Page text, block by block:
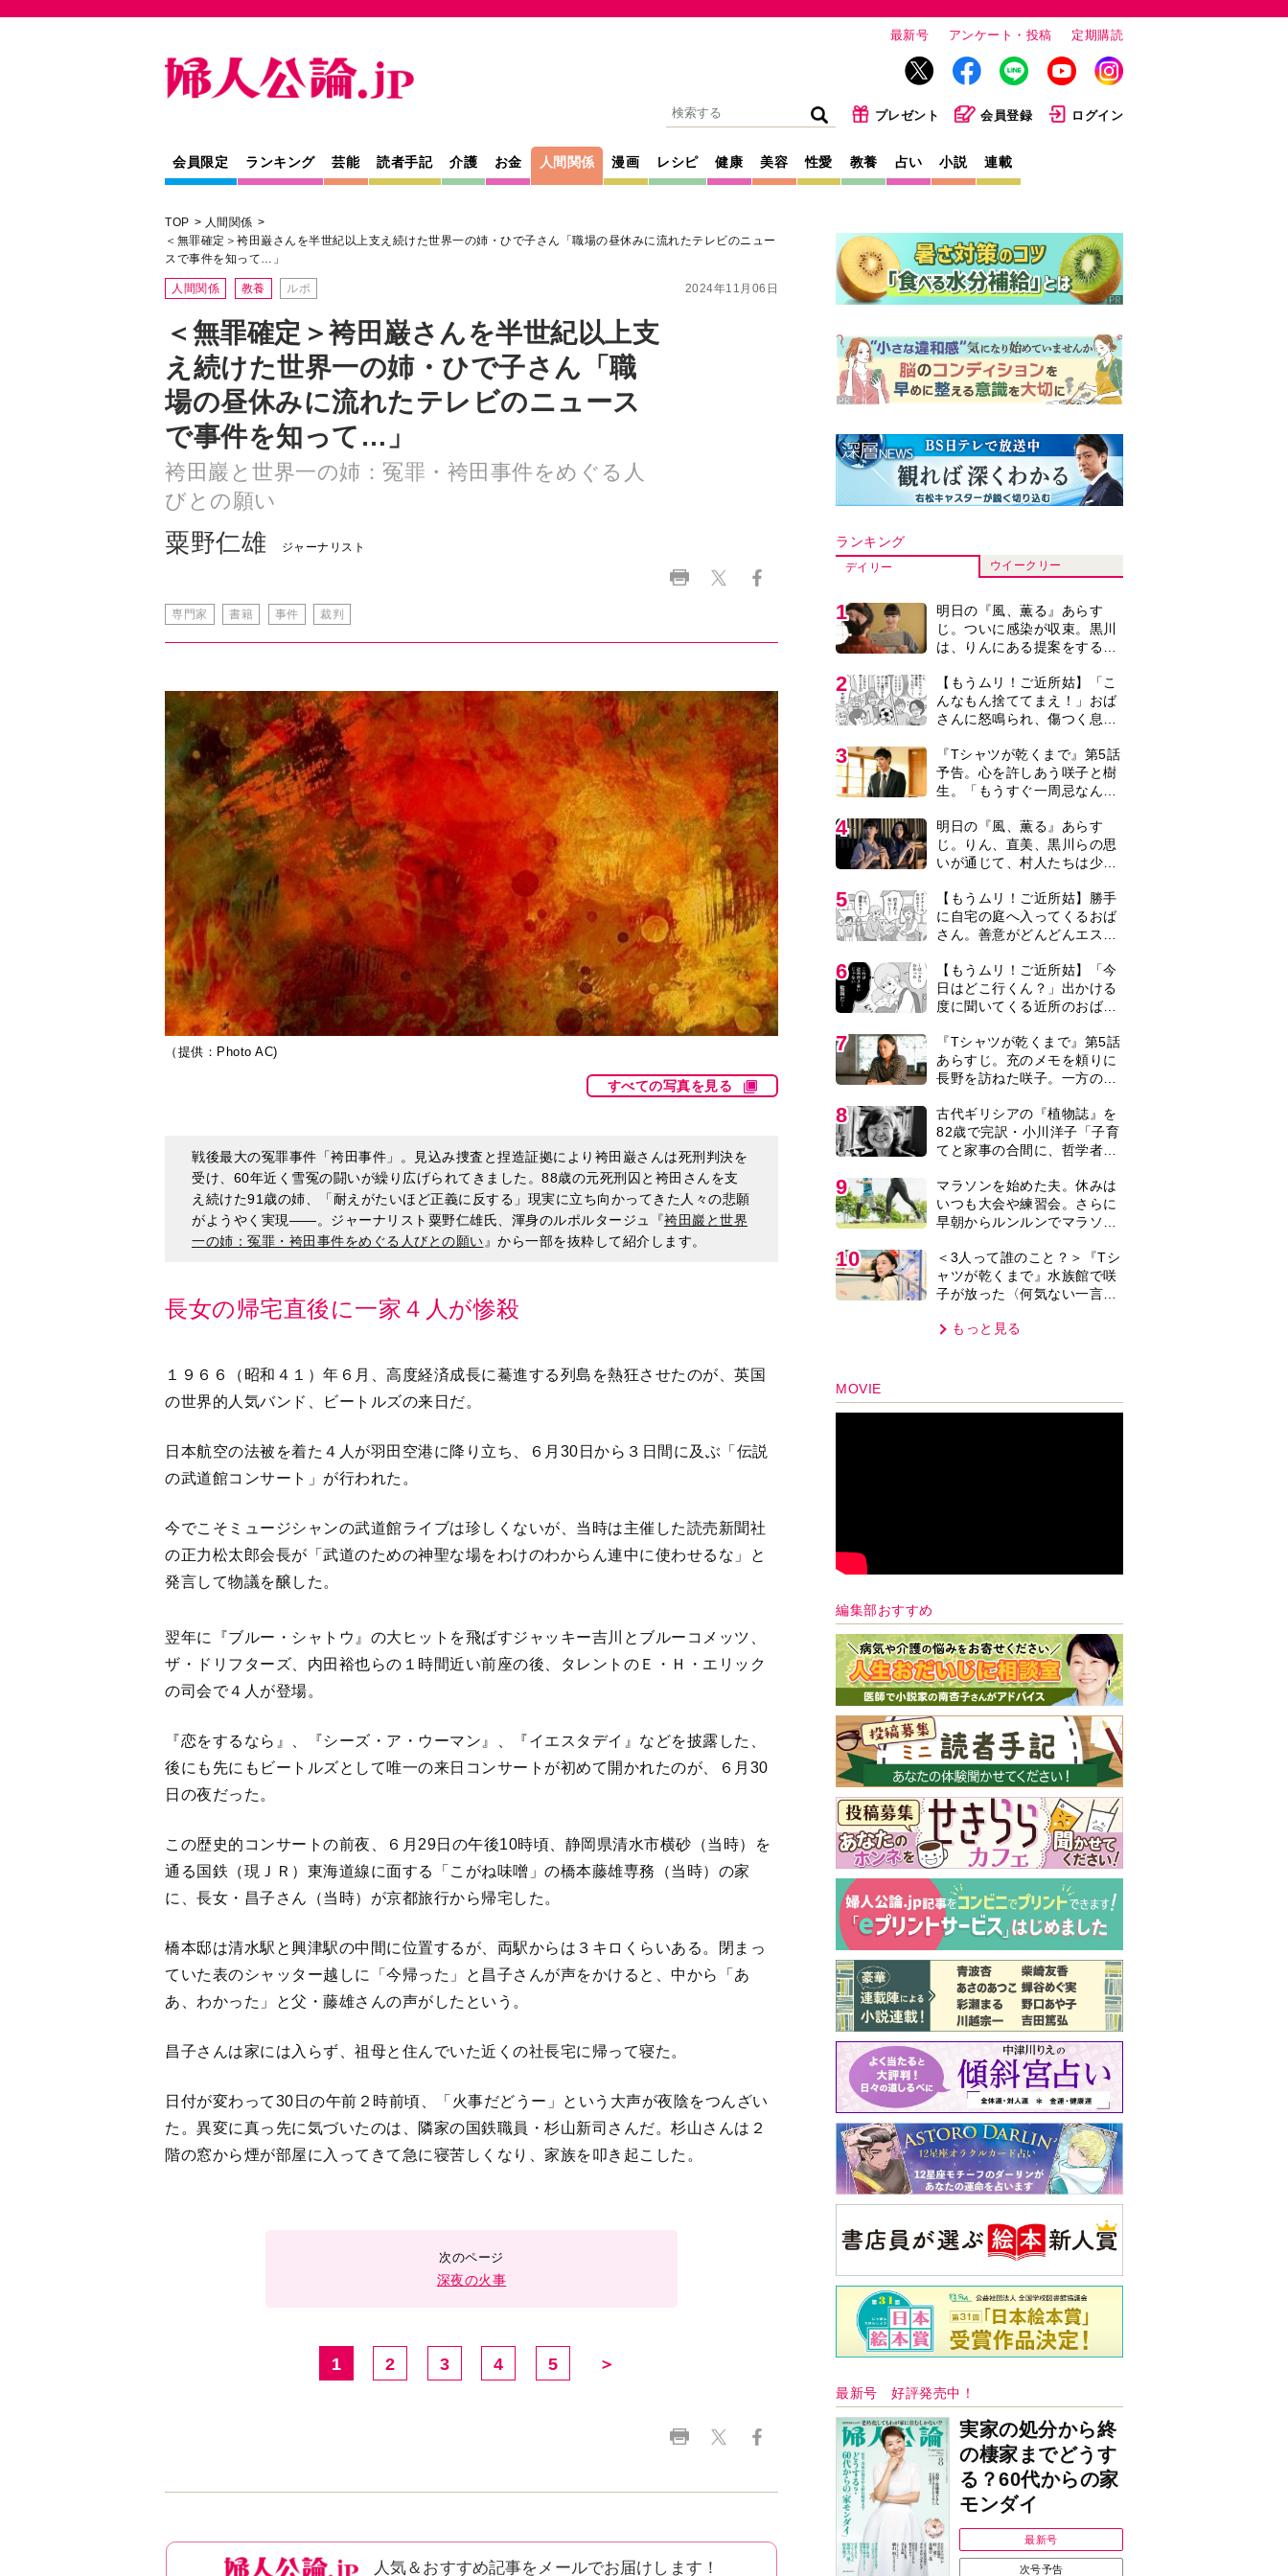
最新号 アンケート・投稿 定期購読
プレゼント 会員登録 ログイン
会員限定 ランキング 芸能 読者手記 介護 お金 人間関係 漫画 レシピ 健康 美容 性愛 教養 占い 小説 連載
TOP
人間関係
＜無罪確定＞袴田巌さんを半世紀以上支え続けた世界一の姉・ひで子さん「職場の昼休みに流れたテレビのニュー
スで事件を知って…」
2024年11月06日
人間関係 教養 ルポ
＜無罪確定＞袴田巌さんを半世紀以上支
え続けた世界一の姉・ひで子さん「職
場の昼休みに流れたテレビのニュース
で事件を知って…」
袴田巖と世界一の姉：冤罪・袴田事件をめぐる人
びとの願い
粟野仁雄 ジャーナリスト
専門家 書籍 事件 裁判
（提供：Photo AC)
すべての写真を見る
戦後最大の冤罪事件「袴田事件」。見込み捜査と捏造証拠により袴田巌さんは死刑判決を
受け、60年近く雪冤の闘いが繰り広げられてきました。88歳の元死刑囚と袴田さんを支
え続けた91歳の姉、「耐えがたいほど正義に反する」現実に立ち向かってきた人々の悲願
がようやく実現――。ジャーナリスト粟野仁雄氏、渾身のルポルタージュ『袴田巖と世界
一の姉：冤罪・袴田事件をめぐる人びとの願い 』から一部を抜粋して紹介します。
長女の帰宅直後に一家４人が惨殺
１９６６（昭和４１）年６月、高度経済成長に驀進する列島を熱狂させたのが、英国
の世界的人気バンド、ビートルズの来日だ。
日本航空の法被を着た４人が羽田空港に降り立ち、６月30日から３日間に及ぶ「伝説
の武道館コンサート」が行われた。
今でこそミュージシャンの武道館ライブは珍しくないが、当時は主催した読売新聞社
の正力松太郎会長が「武道のための神聖な場をわけのわからん連中に使わせるな」と
発言して物議を醸した。
翌年に『ブルー・シャトウ』の大ヒットを飛ばすジャッキー吉川とブルーコメッツ、
ザ・ドリフターズ、内田裕也らの１時間近い前座の後、タレントのＥ・Ｈ・エリック
の司会で４人が登場。
『恋をするなら』、『シーズ・ア・ウーマン』、『イエスタデイ』などを披露した、
後にも先にもビートルズとして唯一の来日コンサートが初めて開かれたのが、６月30
日の夜だった。
この歴史的コンサートの前夜、６月29日の午後10時頃、静岡県清水市横砂（当時）を
通る国鉄（現ＪＲ）東海道線に面する「こがね味噌」の橋本藤雄専務（当時）の家
に、長女・昌子さん（当時）が京都旅行から帰宅した。
橋本邸は清水駅と興津駅の中間に位置するが、両駅からは３キロくらいある。閉まっ
ていた表のシャッター越しに「今帰った」と昌子さんが声をかけると、中から「あ
あ、わかった」と父・藤雄さんの声がしたという。
昌子さんは家には入らず、祖母と住んでいた近くの社長宅に帰って寝た。
日付が変わって30日の午前２時前頃、「火事だどうー」という大声が夜陰をつんざい
た。異変に真っ先に気づいたのは、隣家の国鉄職員・杉山新司さんだ。杉山さんは２
階の窓から煙が部屋に入ってきて急に寝苦しくなり、家族を叩き起こした。
深夜の火事
1 2 3 4 5 ＞
ランキング
デイリー ウイークリー
1
明日の『風、薫る』あらす
じ。ついに感染が収束。黒川
は、りんにある提案をする＜
2
【もうムリ！ご近所姑】「こ
んなもん捨ててまえ！」おば
さんに怒鳴られ、傷つく息
【第3話】
3
『Tシャツが乾くまで』第5話
予告。心を許しあう咲子と樹
生。「もうすぐ一周忌なんで
レあり＞
4
明日の『風、薫る』あらす
じ。りん、直美、黒川らの思
いが通じて、村人たちは少し
バレあり＞
5
【もうムリ！ご近所姑】勝手
に自宅の庭へ入ってくるおば
さん。善意がどんどんエスカ
6
【もうムリ！ご近所姑】「今
日はどこ行くん？」出かける
度に聞いてくる近所のおばさ
まり…【第1話】
7
『Tシャツが乾くまで』第5話
あらすじ。充のメモを頼りに
長野を訪ねた咲子。一方の樹
タバレあり＞
8
古代ギリシアの『植物誌』を
82歳で完訳・小川洋子「子育
てと家事の合間に、哲学者テ
年」
9
マラソンを始めた夫。休みは
いつも大会や練習会。さらに
早朝からルンルンでマラソン
うになり…
10
＜3人って誰のこと？＞『Tシ
ャツが乾くまで』水族館で咲
子が放った〈何気ない一言〉
線？」「子どもの話だと…」
もっと見る
MOVIE
編集部おすすめ
最新号 好評発売中！
実家の処分から終
の棲家までどうす
る？60代からの家
モンダイ
最新号
次号予告